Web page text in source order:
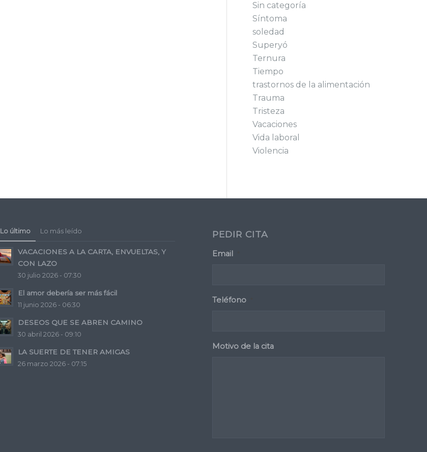
Sin categoría
Síntoma
soledad
Superyó
Ternura
Tiempo
trastornos de la alimentación
Trauma
Tristeza
Vacaciones
Vida laboral
Violencia
Lo último Lo más leído
VACACIONES A LA CARTA, ENVUELTAS, Y
CON LAZO
30 julio 2026 - 07:30
El amor debería ser más fácil
11 junio 2026 - 06:30
DESEOS QUE SE ABREN CAMINO
30 abril 2026 - 09:10
LA SUERTE DE TENER AMIGAS
26 marzo 2026 - 07:15
PEDIR CITA
Email
Teléfono
Motivo de la cita